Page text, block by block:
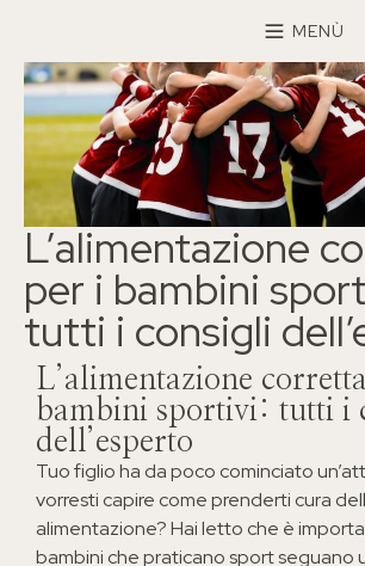
MENÙ
L’alimentazione
per i bambini
tutti i consigli
L’alimentazione
bambini sportivi: tutti i
dell’esperto
Tuo figlio ha da poco cominciato
vorresti capire come prenderti cura
alimentazione? Hai letto che è
bambini che praticano sport seguano